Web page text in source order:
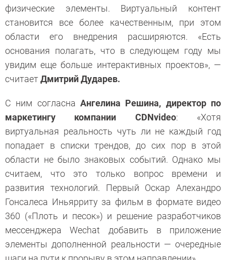
физические элементы. Виртуальный контент
становится все более качественным, при этом
области его внедрения расширяются. «Есть
основания полагать, что в следующем году мы
увидим еще больше интерактивных проектов», —
считаетДмитрий Дударев.
С ним согласна Ангелина Решина, директор по
маркетингу компании CDNvideo: «Хотя
виртуальная реальность чуть ли не каждый год
попадает в списки трендов, до сих пор в этой
области не было знаковых событий. Однако мы
считаем, что это только вопрос времени и
развития технологий. Первый Оскар Алехандро
Гонсалеса Иньярриту за фильм в формате видео
360 («Плоть и песок») и решение разработчиков
мессенджера Wechat добавить в приложение
элементы дополненной реальности — очередные